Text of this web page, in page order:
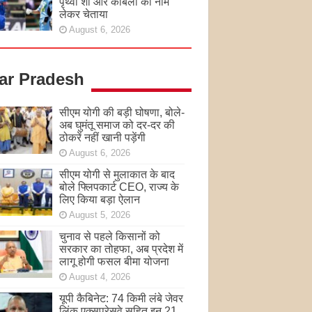
लेकर चेताया
August 6, 2026
Pradesh
सीएम योगी की बड़ी घोषणा, बोले-
अब घुमंतू समाज को दर-दर की
ठोकरें नहीं खानी पड़ेंगी
August 6, 2026
सीएम योगी से मुलाकात के बाद
बोले फ्लिपकार्ट CEO, राज्य के
लिए किया बड़ा ऐलान
August 5, 2026
चुनाव से पहले किसानों को
सरकार का तोहफा, अब प्रदेश में
लागू होगी फसल बीमा योजना
August 4, 2026
यूपी कैबिनेट: 74 किमी लंबे जेवर